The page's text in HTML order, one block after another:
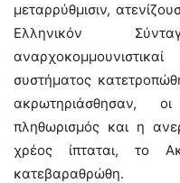
μεταρρύθμισιν,
Ελληνικόν
συστήματος
ακρωτηριάσθησαν,
πληθωρισμός και η
χρέος ίπταται, το
κατεβαραθρώθη.